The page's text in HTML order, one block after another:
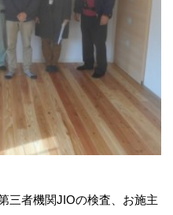
三者機関JIOの検査、お施主